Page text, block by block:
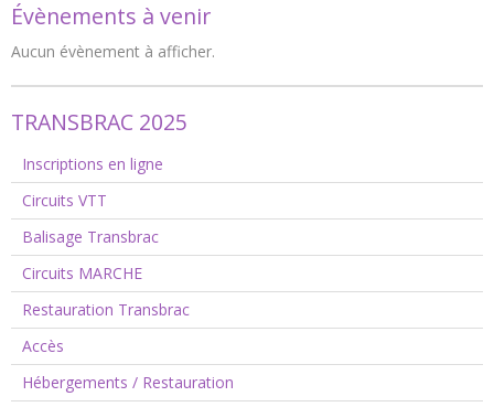
Évènements à venir
Aucun évènement à afficher.
TRANSBRAC 2025
Inscriptions en ligne
Circuits VTT
Balisage Transbrac
Circuits MARCHE
Restauration Transbrac
Accès
Hébergements / Restauration